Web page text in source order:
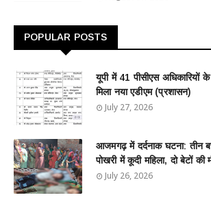
POPULAR POSTS
यूपी में 41 पीसीएस
मिला नया एडीएम (प्रशासन)
July 27, 2026
आजमगढ़ में दर्दनाक घटना: तीन
पोखरी में कूदी महिला, दो बेटों की
July 26, 2026